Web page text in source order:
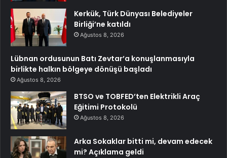
Kerkük, Türk Dünyası Belediyeler
Birliği’ne katıldı
Ağustos 8, 2026
Lübnan ordusunun Batı Zevtar’a konuşlanmasıyla
birlikte halkın bölgeye dönüşü başladı
Ağustos 8, 2026
BTSO ve TOBFED’ten Elektrikli Araç
Eğitimi Protokolü
Ağustos 8, 2026
Arka Sokaklar bitti mi, devam edecek
mi? Açıklama geldi